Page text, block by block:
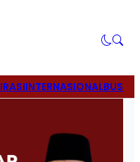
INTERNASIONAL